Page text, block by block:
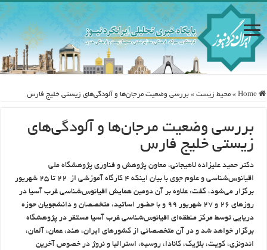
Home
» محيط زيست » بررسی وضعیت مرجان‌ها و آلودگی‌های زیستی خلیج فارس
بررسی وضعیت مرجان‌ها و آلودگی‌های
زیستی خلیج فارس
دکتر حمید علیزاده ‏لاهیجانی، معاون پژوهش و فناوری پژوهشگاه ملی
اقیانوس‌شناسی و علوم جوی با بیان اینکه ۴ کارگاه آموزشی از ‏ ۲۲ تا ۲۵ شهریور
برگزار می‌شود، گفت: علاوه بر آن دومین همایش اقیانوس‌شناسی غرب آسیا در
روزهای ۲۶ و ۲۷ ‏شهریور ۹۹ و با حضور اساتید، متخصصان و دانشجویان حوزه
‏دریایی توسط مرکز منطقه‌ای اقیانوس‌شناسی غرب آسیا مستقر در ‏پژوهشگاه
برگزار خواهد شد و در آن متخصصانی از کشورهای ایران، هند، عمان، آلمان،
اندونزی، کویت، ‏بلژیک، کانادا، روسیه، استرالیا و نروژ در خصوص آخرین